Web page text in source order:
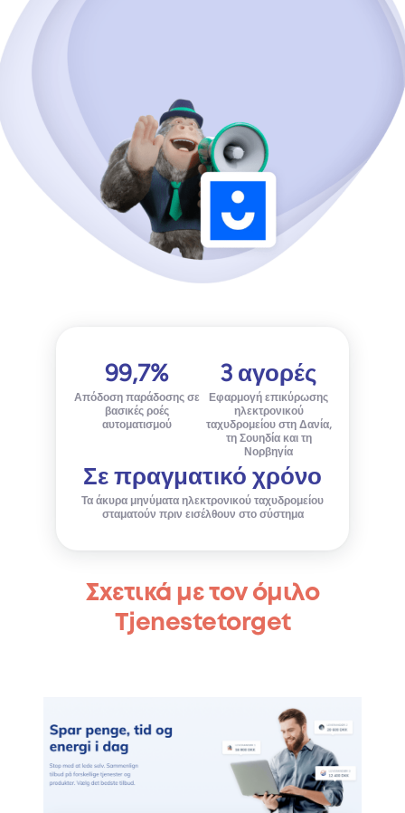
99,7%
Απόδοση παράδοσης σε
βασικές ροές
αυτοματισμού
3 αγορές
Εφαρμογή επικύρωσης
ηλεκτρονικού
ταχυδρομείου στη Δανία,
τη Σουηδία και τη
Νορβηγία
Σε πραγματικό χρόνο
Τα άκυρα μηνύματα ηλεκτρονικού ταχυδρομείου
σταματούν πριν εισέλθουν στο σύστημα
Σχετικά με τον όμιλο
Tjenestetorget